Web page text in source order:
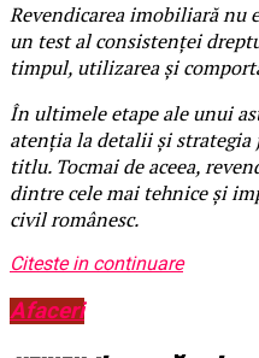
Revendicarea imobiliară nu
un test al consistenței
timpul, utilizarea și
În ultimele etape ale unui
atenția la detalii și
titlu. Tocmai de aceea,
dintre cele mai tehnice și
civil românesc.
Citeste in continuare
Afaceri